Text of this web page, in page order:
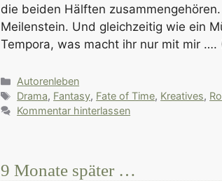
die beiden Hälften
Meilenstein. Und gleichzeitig wie ein
Tempora, was macht ihr nur mit mir ….
Kategorien
Autorenleben
Schlagwörter
Drama, Fantasy, Fate of Time, Kreatives,
Kommentar hinterlassen
9 Monate später …